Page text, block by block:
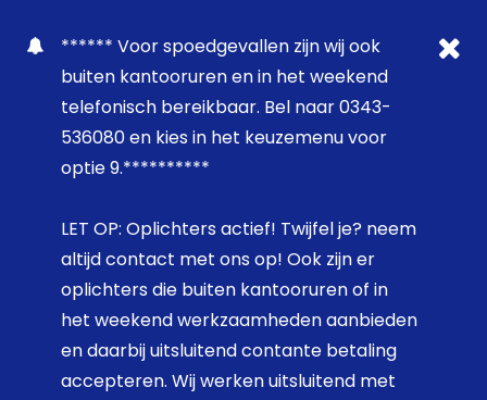
****** Voor spoedgevallen zijn wij ook
buiten kantooruren en in het weekend
telefonisch bereikbaar. Bel naar 0343-
536080 en kies in het keuzemenu voor
optie 9.**********
LET OP: Oplichters actief! Twijfel je? neem
altijd contact met ons op! Ook zijn er
oplichters die buiten kantooruren of in
het weekend werkzaamheden aanbieden
en daarbij uitsluitend contante betaling
accepteren. Wij werken uitsluitend met